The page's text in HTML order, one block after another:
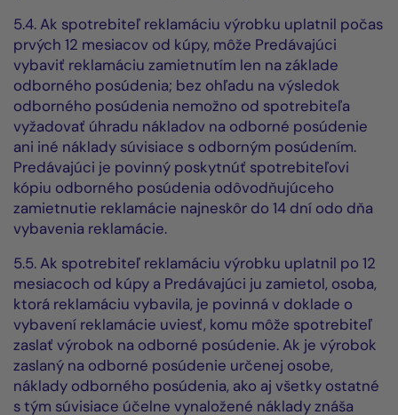
5.4. Ak spotrebiteľ reklamáciu výrobku uplatnil počas
prvých 12 mesiacov od kúpy, môže Predávajúci
vybaviť reklamáciu zamietnutím len na základe
odborného posúdenia; bez ohľadu na výsledok
odborného posúdenia nemožno od spotrebiteľa
vyžadovať úhradu nákladov na odborné posúdenie
ani iné náklady súvisiace s odborným posúdením.
Predávajúci je povinný poskytnúť spotrebiteľovi
kópiu odborného posúdenia odôvodňujúceho
zamietnutie reklamácie najneskôr do 14 dní odo dňa
vybavenia reklamácie.
5.5. Ak spotrebiteľ reklamáciu výrobku uplatnil po 12
mesiacoch od kúpy a Predávajúci ju zamietol, osoba,
ktorá reklamáciu vybavila, je povinná v doklade o
vybavení reklamácie uviesť, komu môže spotrebiteľ
zaslať výrobok na odborné posúdenie. Ak je výrobok
zaslaný na odborné posúdenie určenej osobe,
náklady odborného posúdenia, ako aj všetky ostatné
s tým súvisiace účelne vynaložené náklady znáša